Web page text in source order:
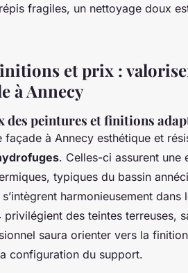
fragiles, un nettoyage doux
et prix :
à Annecy
des peintures et finitions
façade à Annecy esthétique et
. Celles-ci assurent une
typiques du bassin
harmonieusement
privilégient des teintes terreuses,
saura orienter vers la
configuration du support.